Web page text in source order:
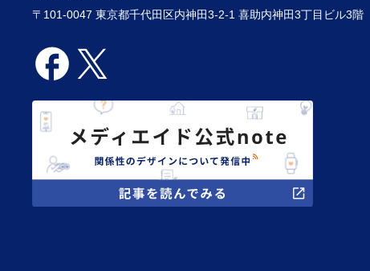
〒101-0047 東京都千代田区内神田3-2-1 喜助内神田3丁目ビル3階